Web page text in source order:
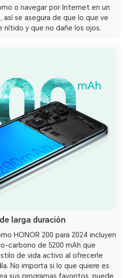
o navegar por Internet en un
así se asegura de que lo que ve
nítido y que no dañe los ojos.
larga duración
HONOR 200 para 2024 incluyen
carbono de 5200 mAh que
de vida activo al ofrecerle
No importa si lo que quiere es
sus programas favoritos, puede